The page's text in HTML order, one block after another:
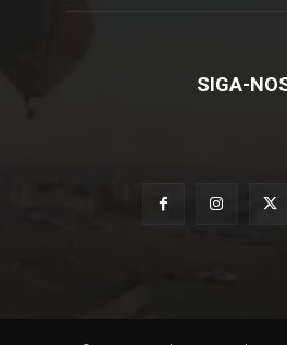
SIGA-